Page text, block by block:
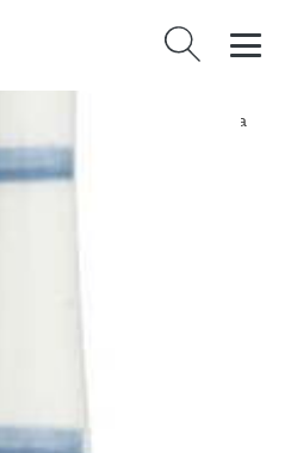
Vyhledávání
Porcelánová čajová lžička